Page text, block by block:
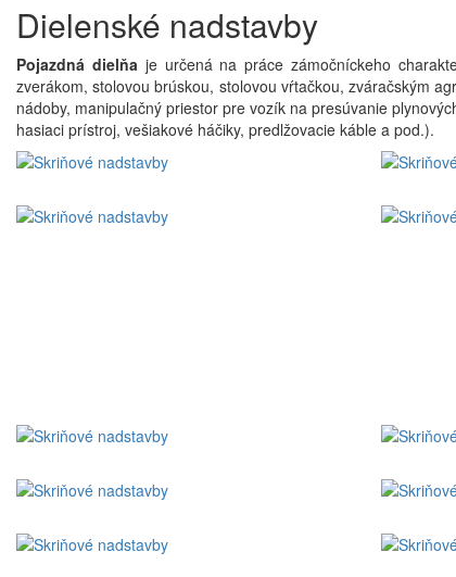
Dielenské nadstavby
Pojazdná dielňa je určená na práce zámočníckeho
zverákom, stolovou brúskou, stolovou vŕtačkou, zváračským
nádoby, manipulačný priestor pre vozík na presúvanie
hasiaci prístroj, vešiakové háčiky, predlžovacie káble a pod.).